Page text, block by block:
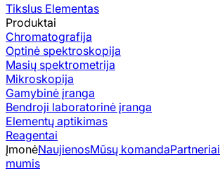
Tikslus Elementas
Produktai
Chromatografija
Optinė spektroskopija
Masių spektrometrija
Mikroskopija
Gamybinė įranga
Bendroji laboratorinė įranga
Elementų aptikimas
Reagentai
ĮmonėNaujienosMūsų komandaPartneriai
mumis